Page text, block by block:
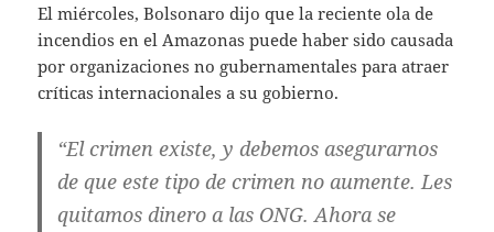
El miércoles, Bolsonaro dijo que la reciente ola de
incendios en el Amazonas puede haber sido causada
por organizaciones no gubernamentales para atraer
críticas internacionales a su gobierno.
“El crimen existe, y debemos asegurarnos
de que este tipo de crimen no aumente. Les
quitamos dinero a las ONG. Ahora se